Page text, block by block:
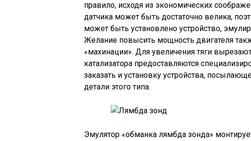
правило, исходя из экономических
датчика может быть достаточно велика,
может быть установлено устройство,
Желание повысить мощность двигателя
«махинации». Для увеличения тяги
катализатора предоставляются
заказать и установку устройства,
детали этого типа.
Эмулятор «обманка лямбда зонда»